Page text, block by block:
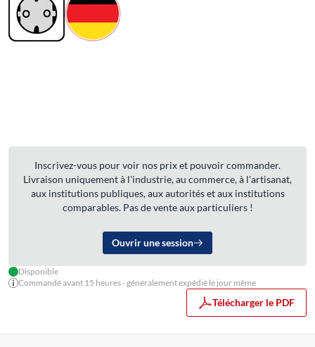
Inscrivez-vous pour voir nos prix et pouvoir commander.
Livraison uniquement à l'industrie, au commerce, à l'artisanat,
aux institutions publiques, aux autorités et aux institutions
comparables. Pas de vente aux particuliers !
Ouvrir une session
Disponible
Commandé avant 15 heures - généralement expédié le jour même
Télécharger le PDF